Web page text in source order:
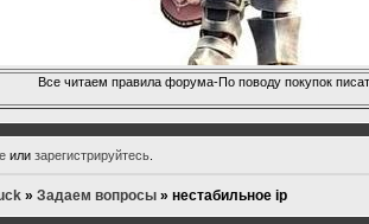
Все читаем правила форума-По поводу покупок
или зарегистрируйтесь.
»Задаем вопросы »нестабильное ip